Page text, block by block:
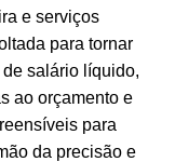
e serviços
para tornar
salário líquido,
ao orçamento e
para
da precisão e